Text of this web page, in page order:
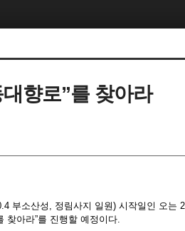
향로”를 찾아라
부소산성, 정림사지 일원) 시작일인 오는
찾아라”를 진행할 예정이다.